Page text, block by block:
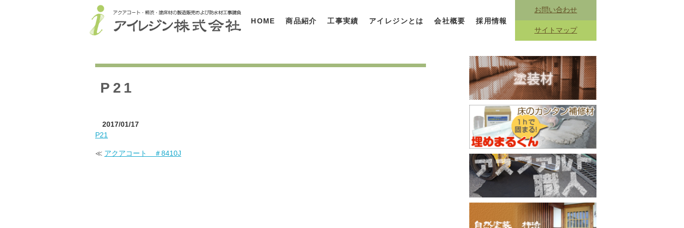
HOME 商品紹介 工事実績 アイレジンとは 会社概要 採用情報
お問い合わせ
サイトマップ
P21
2017/01/17
P21
≪ アクアコート ＃8410J